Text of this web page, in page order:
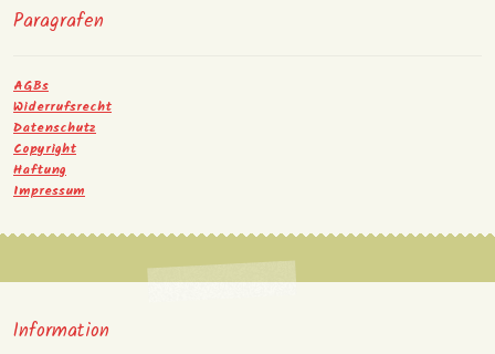
Paragrafen
AGBs
Widerrufsrecht
Datenschutz
Copyright
Haftung
Impressum
Information